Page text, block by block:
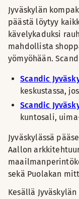
Jyväskylän
päästä löytyy
kävelykaduksi
mahdollista
yömyöhään.
Scandic
keskustassa,
Scandic
kuntosali,
Jyväskylässä
Aallon
sekä Puolakan
Kesällä